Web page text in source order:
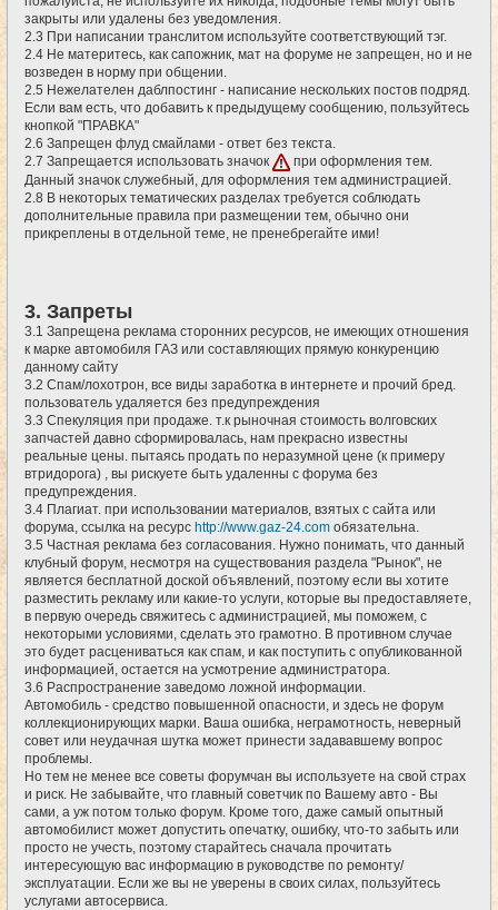
закрыты или удалены без уведомления.
2.3 При написании транслитом используйте соответствующий тэг.
2.4 Не материтесь, как сапожник, мат на форуме не запрещен, но и не
возведен в норму при общении.
2.5 Нежелателен даблпостинг - написание нескольких постов подряд.
Если вам есть, что добавить к предыдущему сообщению, пользуйтесь
кнопкой "ПРАВКА"
2.6 Запрещен флуд смайлами - ответ без текста.
2.7 Запрещается использовать значок
при оформления тем.
Данный значок служебный, для оформления тем администрацией.
2.8 В некоторых тематических разделах требуется соблюдать
дополнительные правила при размещении тем, обычно они
прикреплены в отдельной теме, не пренебрегайте ими!
3. Запреты
3.1 Запрещена реклама сторонних ресурсов, не имеющих отношения
к марке автомобиля ГАЗ или составляющих прямую конкуренцию
данному сайту
3.2 Спам/лохотрон, все виды заработка в интернете и прочий бред.
пользователь удаляется без предупреждения
3.3 Спекуляция при продаже. т.к рыночная стоимость волговских
запчастей давно сформировалась, нам прекрасно известны
реальные цены. пытаясь продать по неразумной цене (к примеру
втридорога) , вы рискуете быть удаленны с форума без
предупреждения.
3.4 Плагиат. при использовании материалов, взятых с сайта или
форума, ссылка на ресурс http://www.gaz-24.com обязательна.
3.5 Частная реклама без согласования. Нужно понимать, что данный
клубный форум, несмотря на существования раздела "Рынок", не
является бесплатной доской объявлений, поэтому если вы хотите
разместить рекламу или какие-то услуги, которые вы предоставляете,
в первую очередь свяжитесь с администрацией, мы поможем, с
некоторыми условиями, сделать это грамотно. В противном случае
это будет расцениваться как спам, и как поступить с опубликованной
информацией, остается на усмотрение администратора.
3.6 Распространение заведомо ложной информации.
Автомобиль - средство повышенной опасности, и здесь не форум
коллекционирующих марки. Ваша ошибка, неграмотность, неверный
совет или неудачная шутка может принести задававшему вопрос
проблемы.
Но тем не менее все советы форумчан вы используете на свой страх
и риск. Не забывайте, что главный советчик по Вашему авто - Вы
сами, а уж потом только форум. Кроме того, даже самый опытный
автомобилист может допустить опечатку, ошибку, что-то забыть или
просто не учесть, поэтому старайтесь сначала прочитать
интересующую вас информацию в руководстве по ремонту/
эксплуатации. Если же вы не уверены в своих силах, пользуйтесь
услугами автосервиса.